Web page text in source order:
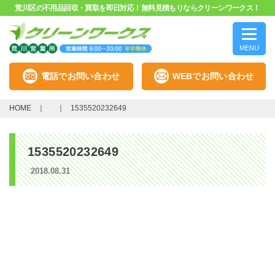
荒川区の不用品回収・買取を即日対応！無料見積もりならクリーンワークス！
MENU
電話でお問い合わせ WEBでお問い合わせ
HOME 1535520232649
1535520232649
2018.08.31